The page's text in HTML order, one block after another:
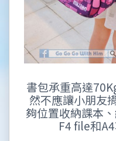
書包承重高達
然不應讓小朋友
夠位置收納課本
F4 file和